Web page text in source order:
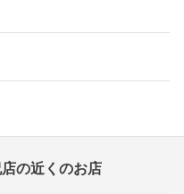
の近くのお店